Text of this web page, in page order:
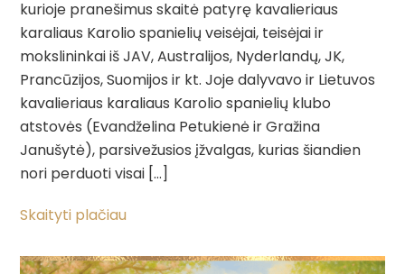
kurioje pranešimus skaitė patyrę kavalieriaus
karaliaus Karolio spanielių veisėjai, teisėjai ir
mokslininkai iš JAV, Australijos, Nyderlandų, JK,
Prancūzijos, Suomijos ir kt. Joje dalyvavo ir Lietuvos
kavalieriaus karaliaus Karolio spanielių klubo
atstovės (Evandželina Petukienė ir Gražina
Janušytė), parsivežusios įžvalgas, kurias šiandien
nori perduoti visai […]
Skaityti plačiau